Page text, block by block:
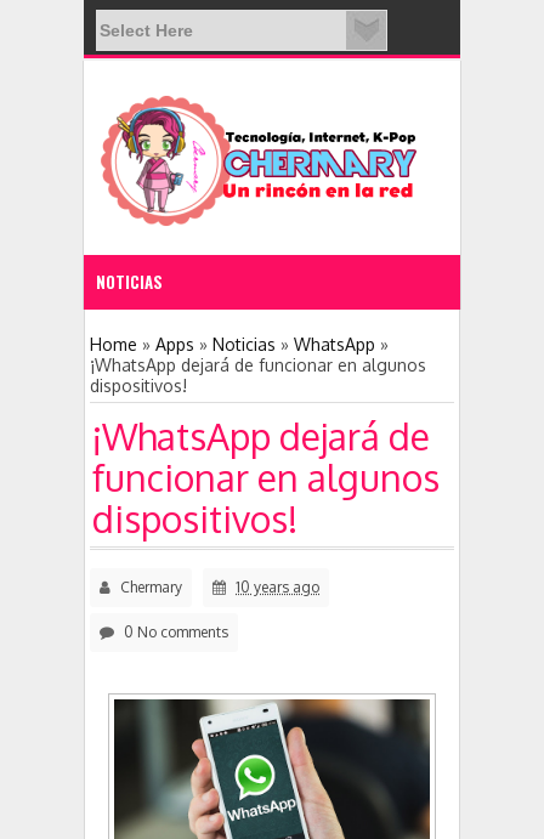
NOTICIAS
11:28 PM
Nace una nueva red social: Clubhouse
Home » Apps » Noticias » WhatsApp »
¡WhatsApp dejará de funcionar en algunos
dispositivos!
¡WhatsApp dejará de
funcionar en algunos
dispositivos!
Chermary 10 years ago
0 No comments